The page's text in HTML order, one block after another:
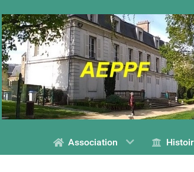
Association